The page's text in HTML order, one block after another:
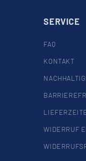
SERVICE
FAQ
KONTAKT
WIDERRUF